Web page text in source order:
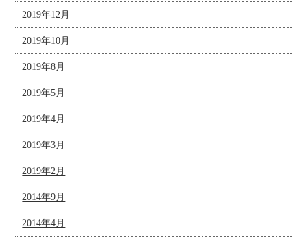
2019年12月
2019年10月
2019年8月
2019年5月
2019年4月
2019年3月
2019年2月
2014年9月
2014年4月